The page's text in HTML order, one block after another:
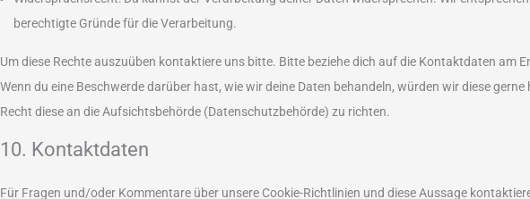
berechtigte Gründe für die Verarbeitung.
Um diese Rechte auszuüben kontaktiere uns bitte. Bitte beziehe dich auf die Kontaktdaten am
Wenn du eine Beschwerde darüber hast, wie wir deine Daten behandeln, würden wir diese
Recht diese an die Aufsichtsbehörde (Datenschutzbehörde) zu richten.
10. Kontaktdaten
Für Fragen und/oder Kommentare über unsere Cookie-Richtlinien und diese Aussage